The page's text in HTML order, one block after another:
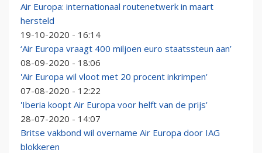
Air Europa: internationaal routenetwerk in maart
hersteld
19-10-2020 - 16:14
‘Air Europa vraagt 400 miljoen euro staatssteun aan’
08-09-2020 - 18:06
'Air Europa wil vloot met 20 procent inkrimpen'
07-08-2020 - 12:22
'Iberia koopt Air Europa voor helft van de prijs'
28-07-2020 - 14:07
Britse vakbond wil overname Air Europa door IAG
blokkeren